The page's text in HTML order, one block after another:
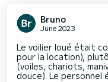
Bruno
June 2023
Le voilier loué était
pour la location),
(voiles, chariots,
douce). Le